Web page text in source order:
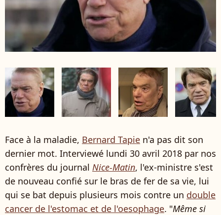
Face à la maladie, Bernard Tapie n'a pas dit son
dernier mot. Interviewé lundi 30 avril 2018 par nos
confrères du journal Nice-Matin, l'ex-ministre s'est
de nouveau confié sur le bras de fer de sa vie, lui
qui se bat depuis plusieurs mois contre un double
cancer de l'estomac et de l'oesophage. "Même si